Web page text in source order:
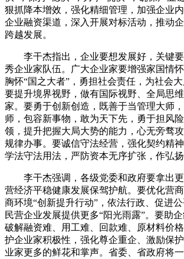
狠抓降本增效，强化精细管理，加强企业
企业融资渠道，深入开展对标活动，推动企
跨越发展。
李干杰指出，企业要想发展好，关键要
秀企业家队伍。广大企业家要增强家国情
胸怀“国之大者”，勇担社会责任，为社会大
要提升境界视野，做有国际视野、全局思
家。要勇于创新创造，既善于当管理大师
师，包容新事物，敢为天下先，勇于担风
领，提升把握大局大势的能力，心无旁骛
规律办事。要诚信守法经营，强化契约精
学法守法用法，严防资本无序扩张，作弘扬
李干杰强调，各级党委和政府要拿出更
营经济平稳健康发展保驾护航。要优化营
商环境“创新提升行动”，依法行政、促进
民营企业发展提供更多“阳光雨露”。要助
破解融资难、用工难、回款难、原材料价
护企业家积极性，强化尊企重企、激励保
业家更多的鲜花和掌声。省委、省政府将